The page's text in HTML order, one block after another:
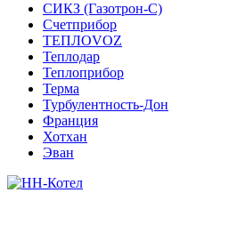
СИКЗ (Газотрон-С)
Счетприбор
ТЕПЛОVOZ
Теплодар
Теплоприбор
Терма
Турбулентность-Дон
Франция
Хотхан
Эван